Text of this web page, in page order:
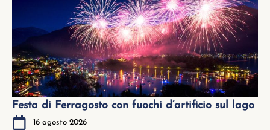
Festa di Ferragosto con fuochi d’artificio sul lago
16 agosto 2026